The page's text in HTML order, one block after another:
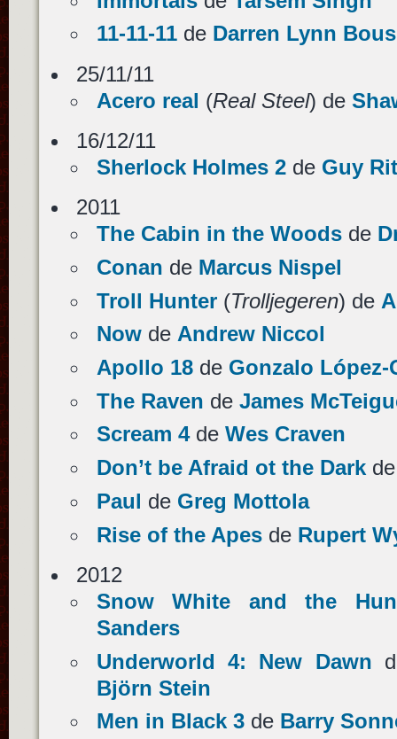
11-11-11de Darren Lynn
25/11/11
Acero real (Real Steel) de
16/12/11
Sherlock Holmes 2de Guy
2011
The Cabin in the Woodsde
Conan de Marcus Nispel
Troll Hunter(Trolljegeren) de
Nowde Andrew Niccol
Apollo 18de Gonzalo López-
The Raven de James
Scream 4de Wes Craven
Don’t be Afraid ot the Dark
Paul de Greg Mottola
Rise of the Apesde Rupert
2012
Snow White and the
Sanders
Underworld 4: New Dawn
Björn Stein
Men in Black 3de Barry